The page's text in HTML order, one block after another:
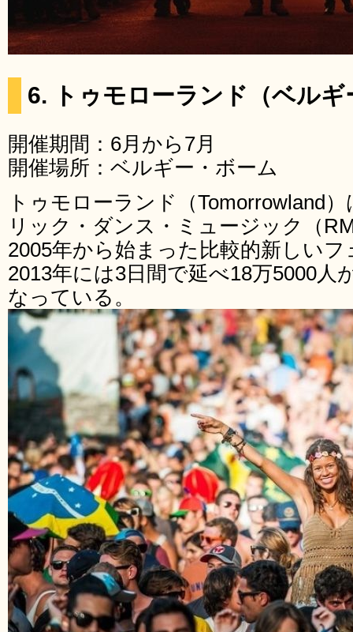
6. トゥモローランド（ベルギ
開催期間：6月から7月
開催場所：ベルギー・ボーム
トゥモローランド（Tomorrowland
リック・ダンス・ミュージック（
2005年から始まった比較的新しい
2013年には3日間で延べ18万5000人
なっている。